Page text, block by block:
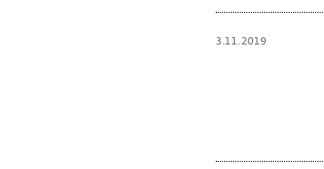
3.11.2019